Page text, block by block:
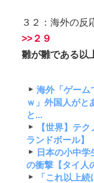
３２：海外の反
>>２９
雛が雛である以
海外「ゲーム
ｗ」外国人がと
と...
【世界】テ
ランドボール】
日本の小中学
の衝撃【タイ人
「これ以上